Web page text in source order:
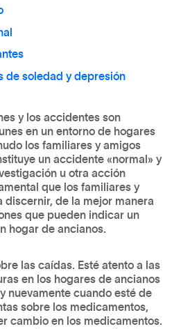
de soledad y depresión
y los accidentes son
en un entorno de hogares
los familiares y amigos
un accidente «normal» y
u otra acción
que los familiares y
discernir, de la mejor manera
que pueden indicar un
hogar de ancianos.
las caídas. Esté atento a las
en los hogares de ancianos
nuevamente cuando esté de
sobre los medicamentos,
cambio en los medicamentos.